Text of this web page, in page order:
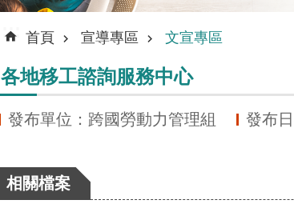
::: 首頁 宣導專區 文宣專區
各地移工諮詢服務中心
發布單位：跨國勞動力管理組 發布
相關檔案